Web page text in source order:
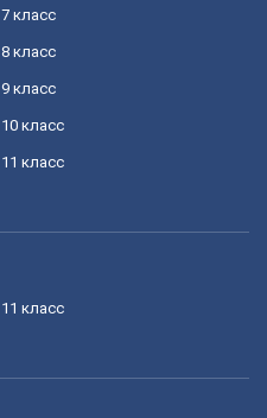
7 класс
8 класс
9 класс
10 класс
11 класс
11 класс